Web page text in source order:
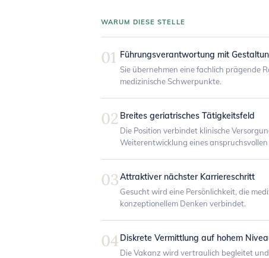
WARUM DIESE STELLE
01 Führungsverantwortung mit
Sie übernehmen eine fachlich prägende
medizinische Schwerpunkte.
02 Breites geriatrisches Tätigkeitsfeld
Die Position verbindet klinische
Weiterentwicklung eines anspruchsvollen
03Attraktiver nächster Karriereschritt
Gesucht wird eine Persönlichkeit, die
konzeptionellem Denken verbindet.
04 Diskrete Vermittlung auf hohem
Die Vakanz wird vertraulich begleitet